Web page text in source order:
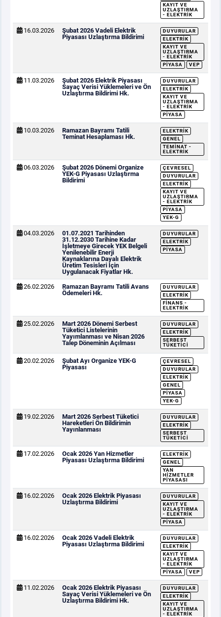
KAYIT VE
UZLAŞTIRMA
- ELEKTRIK
16.03.2026
Şubat 2026 Vadeli Elektrik
Piyasası Uzlaştırma Bildirimi
DUYURULAR
ELEKTRIK
KAYIT VE
UZLAŞTIRMA
- ELEKTRIK
PIYASA
VEP
11.03.2026
Şubat 2026 Elektrik Piyasası
Sayaç Verisi Yüklemeleri ve Ön
Uzlaştırma Bildirimi Hk.
DUYURULAR
ELEKTRIK
KAYIT VE
UZLAŞTIRMA
- ELEKTRIK
PIYASA
10.03.2026
Ramazan Bayramı Tatili
Teminat Hesaplaması Hk.
ELEKTRIK
GENEL
TEMINAT -
ELEKTRIK
06.03.2026
Şubat 2026 Dönemi Organize
YEK-G Piyasası Uzlaştırma
Bildirimi
ÇEVRESEL
DUYURULAR
ELEKTRIK
KAYIT VE
UZLAŞTIRMA
- ELEKTRIK
PIYASA
YEK-G
04.03.2026
01.07.2021 Tarihinden
31.12.2030 Tarihine Kadar
İşletmeye Girecek YEK Belgeli
Yenilenebilir Enerji
Kaynaklarına Dayalı Elektrik
Üretim Tesisleri İçin
Uygulanacak Fiyatlar Hk.
DUYURULAR
ELEKTRIK
PIYASA
26.02.2026
Ramazan Bayramı Tatili Avans
Ödemeleri Hk.
DUYURULAR
ELEKTRIK
FINANS -
ELEKTRIK
25.02.2026
Mart 2026 Dönemi Serbest
Tüketici Listelerinin
Yayımlanması ve Nisan 2026
Talep Döneminin Açılması
DUYURULAR
ELEKTRIK
SERBEST
TÜKETICI
20.02.2026
Şubat Ayı Organize YEK-G
Piyasası
ÇEVRESEL
DUYURULAR
ELEKTRIK
GENEL
PIYASA
YEK-G
19.02.2026
Mart 2026 Serbest Tüketici
Hareketleri Ön Bildirimin
Yayınlanması
DUYURULAR
ELEKTRIK
SERBEST
TÜKETICI
17.02.2026
Ocak 2026 Yan Hizmetler
Piyasası Uzlaştırma Bildirimi
ELEKTRIK
GENEL
YAN
HIZMETLER
PIYASASI
16.02.2026
Ocak 2026 Elektrik Piyasası
Uzlaştırma Bildirimi
DUYURULAR
KAYIT VE
UZLAŞTIRMA
- ELEKTRIK
PIYASA
16.02.2026
Ocak 2026 Vadeli Elektrik
Piyasası Uzlaştırma Bildirimi
DUYURULAR
ELEKTRIK
KAYIT VE
UZLAŞTIRMA
- ELEKTRIK
PIYASA
VEP
11.02.2026
Ocak 2026 Elektrik Piyasası
Sayaç Verisi Yüklemeleri ve Ön
Uzlaştırma Bildirimi Hk.
DUYURULAR
ELEKTRIK
KAYIT VE
UZLAŞTIRMA
- ELEKTRIK